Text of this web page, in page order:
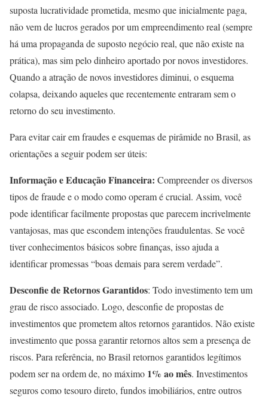
suposta lucratividade prometida, mesmo que inicialmente paga,
não vem de lucros gerados por um empreendimento real (sempre
há uma propaganda de suposto negócio real, que não existe na
prática), mas sim pelo dinheiro aportado por novos investidores.
Quando a atração de novos investidores diminui, o esquema
colapsa, deixando aqueles que recentemente entraram sem o
retorno do seu investimento.
Para evitar cair em fraudes e esquemas de pirâmide no Brasil, as
orientações a seguir podem ser úteis:
Informação e Educação Financeira: Compreender os diversos
tipos de fraude e o modo como operam é crucial. Assim, você
pode identificar facilmente propostas que parecem incrivelmente
vantajosas, mas que escondem intenções fraudulentas. Se você
tiver conhecimentos básicos sobre finanças, isso ajuda a
identificar promessas “boas demais para serem verdade”.
Desconfie de Retornos Garantidos: Todo investimento tem um
grau de risco associado. Logo, desconfie de propostas de
investimentos que prometem altos retornos garantidos. Não existe
investimento que possa garantir retornos altos sem a presença de
riscos. Para referência, no Brasil retornos garantidos legítimos
podem ser na ordem de, no máximo 1% ao mês. Investimentos
seguros como tesouro direto, fundos imobiliários, entre outros